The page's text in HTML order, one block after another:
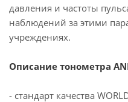
давления и частоты
наблюдений за этими
учреждениях.
Описание тонометра
- стандарт качества